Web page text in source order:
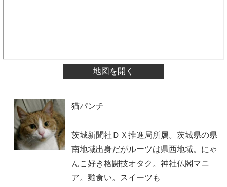
地図を開く
猫パンチ
茨城新聞社ＤＸ推進局所属。茨城県の県
南地域出身だがルーツは県西地域。にゃ
んこ好き格闘技オタク。神社仏閣マニ
ア。麺食い。スイーツも